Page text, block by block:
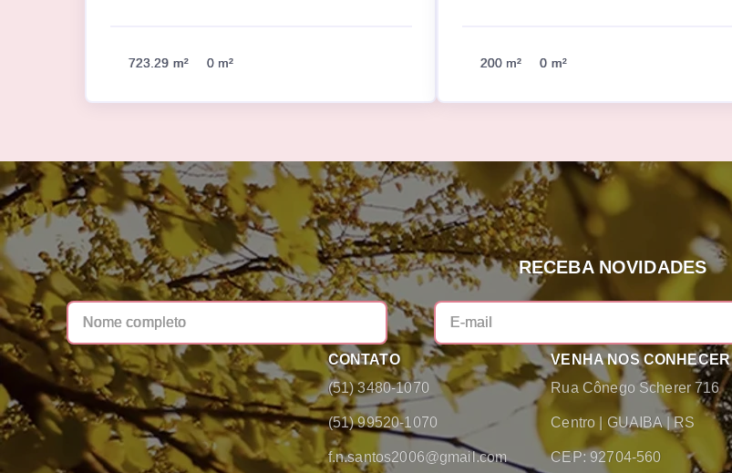
723.29 m² 0 m² 200 m² 0 m²
RECEBA NOVIDADES
CONTATO
(51) 3480-1070
(51) 99520-1070
f.n.santos2006@gmail.com
VENHA NOS CONHECER
Rua Cônego Scherer 716
Centro GUAIBA |RS
CEP: 92704-560